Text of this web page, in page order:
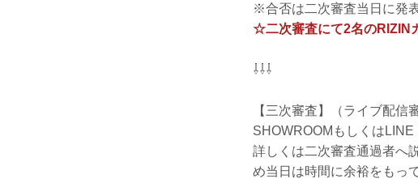
※合否は二次審査当日に発
☆二次審査にて2名のRIZIN
⇩⇩⇩
【三次審査】（ライブ配信
SHOWROOMもしくは
詳しくは二次審査通過者へ
め当日は時間に余裕をもっ